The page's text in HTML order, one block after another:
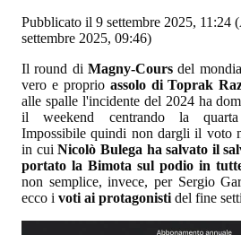
Pubblicato il 9 settembre 2025, 11:24
settembre 2025, 09:46)
Il round di Magny-Cours del
vero e proprio assolo di Toprak
alle spalle l'incidente del 2024 ha
il weekend centrando la quarta
Impossibile quindi non dargli il voto
in cuiNicolò Bulega ha salvato il
portato la Bimota sul podio in
non semplice, invece, per Sergio
ecco i voti ai protagonisti del fine